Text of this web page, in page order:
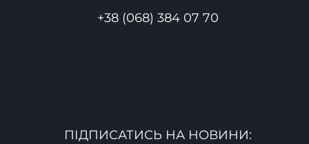
+38 (068) 384 07 70
ПІДПИСАТИСЬ НА НОВИНИ: